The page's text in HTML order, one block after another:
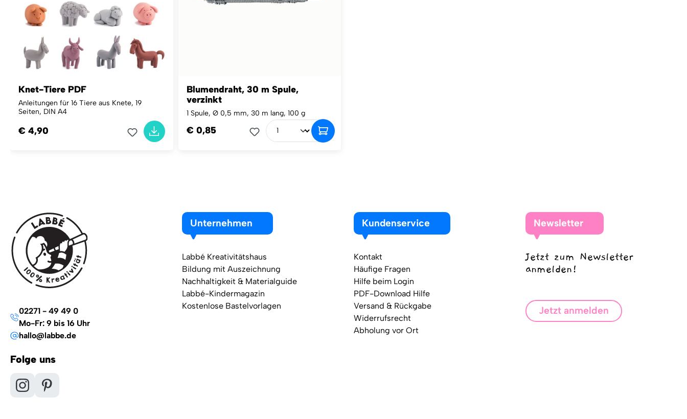
Knet-Tiere PDF
Anleitungen für 16 Tiere aus Knete, 19
Seiten, DIN A4
€ 4,90
Blumendraht, 30 m Spule,
verzinkt
1 Spule, Ø 0,5 mm, 30 m lang, 100 g
€ 0,85
02271 - 49 49 0
Mo-Fr: 9 bis 16 Uhr
hallo@labbe.de
Folge uns
Unternehmen
Labbé Kreativitätshaus
Bildung mit Auszeichnung
Nachhaltigkeit & Materialguide
Labbé-Kindermagazin
Kostenlose Bastelvorlagen
Kundenservice
Kontakt
Häufige Fragen
Hilfe beim Login
PDF-Download Hilfe
Versand & Rückgabe
Widerrufsrecht
Abholung vor Ort
Newsletter
Jetzt zum Newsletter
anmelden!
Jetzt anmelden